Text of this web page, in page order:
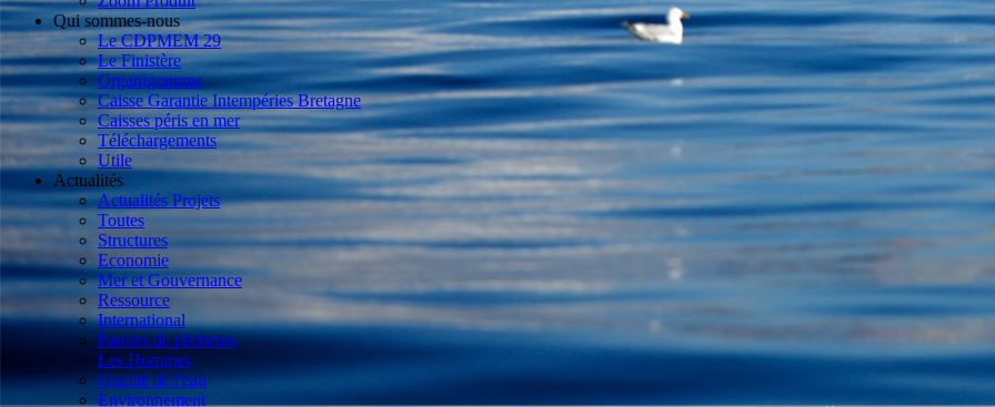
Qui sommes-nous
Le CDPMEM 29
Le Finistère
Organigramme
Caisse Garantie Intempéries Bretagne
Caisses péris en mer
Téléchargements
Utile
Actualités
Actualités Projets
Toutes
Structures
Economie
Mer et Gouvernance
Ressource
International
Paroles de pêcheurs
Les Hommes
Qualité de l'eau
Environnement